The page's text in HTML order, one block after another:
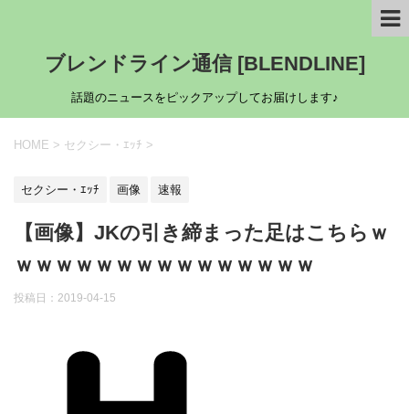
ブレンドライン通信 [BLENDLINE]
話題のニュースをピックアップしてお届けします♪
HOME > セクシー・ｴｯﾁ >
セクシー・ｴｯﾁ 画像 速報
【画像】JKの引き締まった足はこちらｗ
ｗｗｗｗｗｗｗｗｗｗｗｗｗｗｗ
投稿日： 2019-04-15